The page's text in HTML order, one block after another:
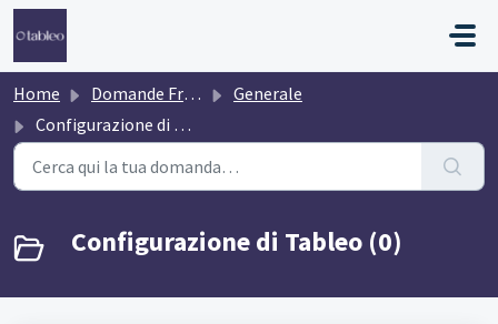
Salta al contenuto principale
Home Domande Frequenti (FAQ)
Generale
Configurazione di Tableo
Configurazione di Tableo (0)